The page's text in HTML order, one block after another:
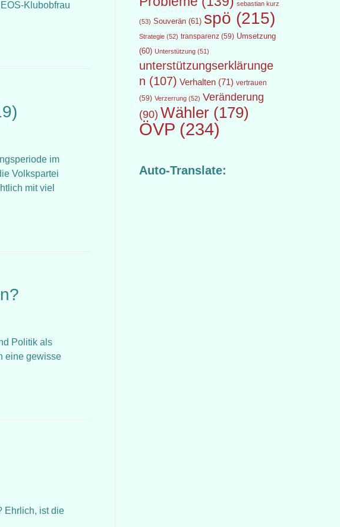
Klubobfrau
im
Volkspartei
mit viel
Politik als
eine gewisse
Ehrlich, ist die
sebastian kurz
(53) Souverän(61) spö (215)
Strategie(52) transparenz(59) Umsetzung
(60) Unterstützung(51)
unterstützungserklärunge
n (107) Verhalten(71) vertrauen
(59) Verzerrung(52) Veränderung
(90) Wähler(179)
ÖVP(234)
Auto-Translate: